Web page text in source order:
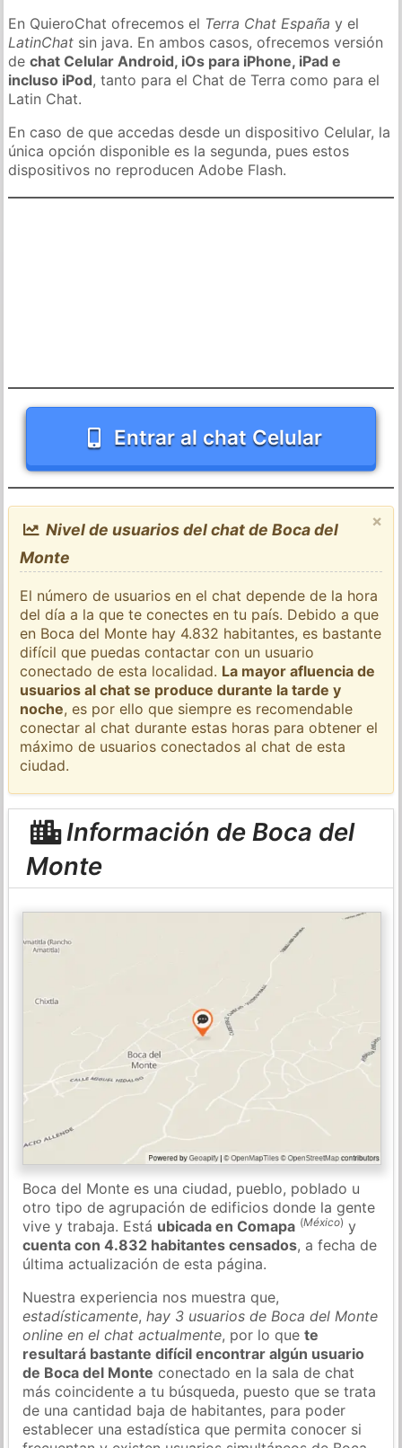
En QuieroChat ofrecemos el Terra Chat España y el
LatinChat sin java. En ambos casos, ofrecemos versión
dechat Celular Android, iOs para iPhone, iPad e
incluso iPod, tanto para el Chat de Terra como para el
Latin Chat.
En caso de que accedas desde un dispositivo Celular, la
única opción disponible es la segunda, pues estos
dispositivos no reproducen Adobe Flash.
Entrar al chat Celular
×
Nivel de usuarios del chat de Boca del
Monte
El número de usuarios en el chat depende de la hora
del día a la que te conectes en tu país. Debido a que
en Boca del Monte hay 4.832 habitantes, es bastante
difícil que puedas contactar con un usuario
conectado de esta localidad. La mayor afluencia de
usuarios al chat se produce durante la tarde y
noche, es por ello que siempre es recomendable
conectar al chat durante estas horas para obtener el
máximo de usuarios conectados al chat de esta
ciudad.
Información de Boca del
Monte
Boca del Monte es una ciudad, pueblo, poblado u
otro tipo de agrupación de edificios donde la gente
vive y trabaja. Está ubicada en Comapa (México) y
cuenta con 4.832 habitantes censados, a fecha de
última actualización de esta página.
Nuestra experiencia nos muestra que,
estadísticamente,hay 3 usuarios de Boca del Monte
online en el chat actualmente, por lo quete
resultará bastante difícil encontrar algún usuario
de Boca del Monte conectado en la sala de chat
más coincidente a tu búsqueda, puesto que se trata
de una cantidad baja de habitantes, para poder
establecer una estadística que permita conocer si